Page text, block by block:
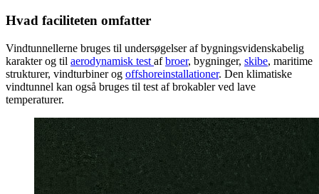
Hvad faciliteten omfatter
Vindtunnellerne bruges til undersøgelser af bygningsvidenskabelig
karakter og til aerodynamisk test afbroer, bygninger, skibe, maritime
strukturer, vindturbiner og offshoreinstallationer. Den klimatiske
vindtunnel kan også bruges til test af brokabler ved lave
temperaturer.